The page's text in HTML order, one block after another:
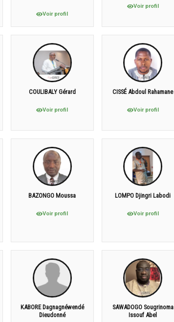
Voir profil
Voir profil
COULIBALY Gérard
Voir profil
CISSÉ Abdoul Rahamane
Voir profil
BAZONGO Moussa
Voir profil
LOMPO Djingri Labodi
Voir profil
KABORE Dagnagnéwendé
Dieudonné
SAWADOGO Sougrinoma
Issouf Abel